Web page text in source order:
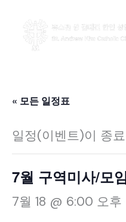
« 모든 일정표
일정(이벤트)이 종
7월 구역미사/모
7월 18 @ 6:00 오후